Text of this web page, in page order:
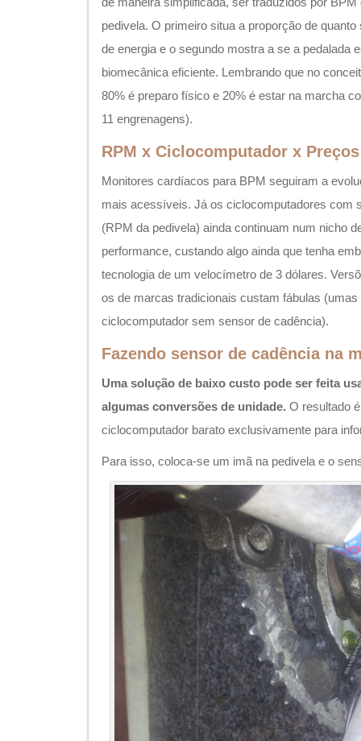
pedivela. O primeiro situa a proporção de
de energia e o segundo mostra a se a pedalada
biomecânica eficiente. Lembrando que no
80% é preparo físico e 20% é estar na marcha
11 engrenagens).
RPM x Ciclocomputador x
Monitores cardíacos para BPM seguiram a
mais acessíveis. Já os ciclocomputadores com
(RPM da pedivela) ainda continuam num nicho
performance, custando algo ainda que tenha
tecnologia de um velocímetro de 3 dólares.
os de marcas tradicionais custam fábulas
ciclocomputador sem sensor de cadência).
Fazendo sensor de cadência na
Uma solução de baixo custo pode ser feita
algumas conversões de unidade. O resultado
ciclocomputador barato exclusivamente para
Para isso, coloca-se um imã na pedivela e o